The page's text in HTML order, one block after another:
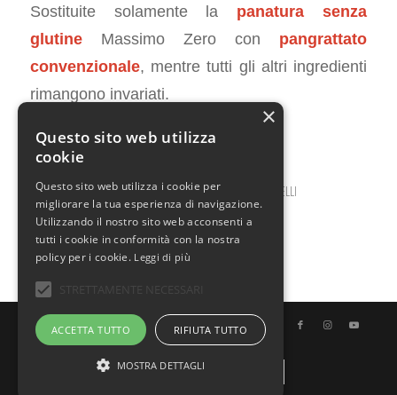
Sostituite solamente la panatura senza
glutineMassimo Zero con pangrattato
convenzionale, mentre tutti gli altri ingredienti
rimangono invariati.
AGOSTO 3, 2021 / 0 COMMENTI / DAILARIA BERTINELLI
© Copyright - Uno Chef per Gaia
Italiano
×
Questo sito web utilizza
cookie
Questo sito web utilizza i cookie per
migliorare la tua esperienza di navigazione.
Utilizzando il nostro sito web acconsenti a
tutti i cookie in conformità con la nostra
policy per i cookie. Leggi di più
ACCETTA TUTTO RIFIUTA TUTTO
MOSTRA DETTAGLI